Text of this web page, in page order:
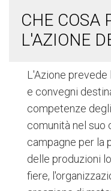
CHE COSA
L'AZIONE
L'Azione
e convegni
competenze
comunità nel suo
campagne per la
delle produzioni
fiere,